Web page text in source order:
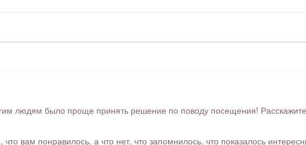
людям было проще принять решение по поводу посещения! Расскажите
вам понравилось, а что нет, что запомнилось, что показалось